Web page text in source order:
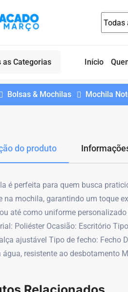
as Categorias Início
Bolsas & Mochilas Mochila
do produto
é perfeita para quem busca
na mochila, garantindo um toque
até como uniforme
Poliéster Ocasião: Escritório
ajustável Tipo de fecho: Fecho
água, resistente ao desbotamento